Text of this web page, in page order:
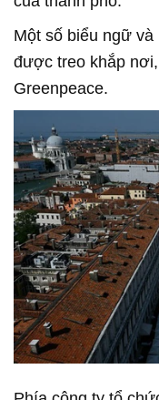
Một số biểu ngữ
được treo khắp
Greenpeace.